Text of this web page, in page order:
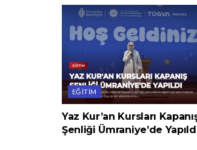
EĞITIM
Yaz Kur’an Kursları
Şenliği Ümraniye’de